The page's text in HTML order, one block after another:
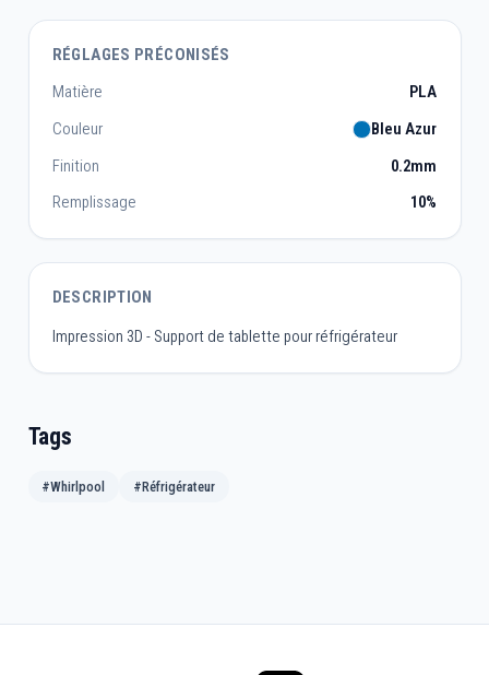
RÉGLAGES PRÉCONISÉS
Matière
PLA
Couleur
Bleu Azur
Finition
0.2mm
Remplissage
10%
DESCRIPTION
Impression 3D - Support de tablette pour réfrigérateur
Tags
#Whirlpool #Réfrigérateur